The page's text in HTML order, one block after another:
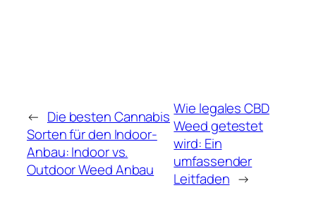
← Die besten Cannabis
Sorten für den Indoor-
Anbau: Indoor vs.
Outdoor Weed Anbau
Wie legales CBD
Weed getestet
wird: Ein
umfassender
Leitfaden →